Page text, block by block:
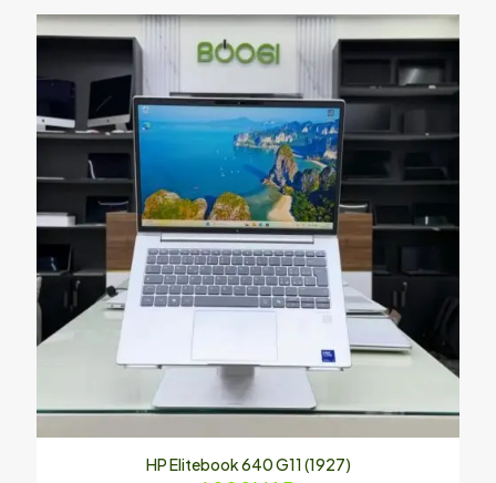
HP Elitebook 640 G11 (1927)